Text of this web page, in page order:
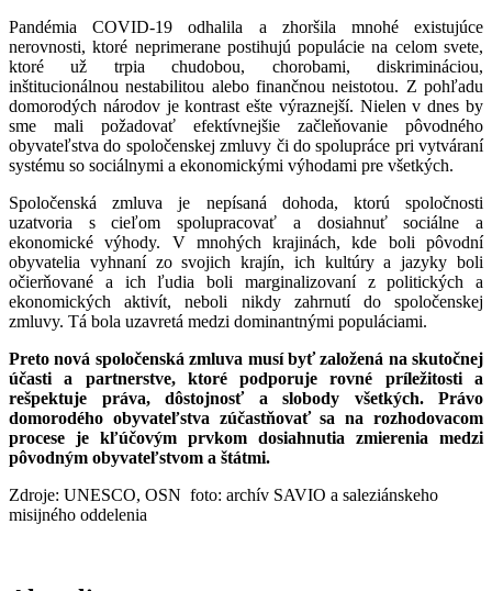
Pandémia COVID-19 odhalila a zhoršila mnohé existujúce
nerovnosti, ktoré neprimerane postihujú populácie na celom svete,
ktoré už trpia chudobou, chorobami, diskrimináciou,
inštitucionálnou nestabilitou alebo finančnou neistotou. Z pohľadu
domorodých národov je kontrast ešte výraznejší. Nielen v dnes by
sme mali požadovať efektívnejšie začleňovanie pôvodného
obyvateľstva do spoločenskej zmluvy či do spolupráce pri vytváraní
systému so sociálnymi a ekonomickými výhodami pre všetkých.
Spoločenská zmluva je nepísaná dohoda, ktorú spoločnosti
uzatvoria s cieľom spolupracovať a dosiahnuť sociálne a
ekonomické výhody. V mnohých krajinách, kde boli pôvodní
obyvatelia vyhnaní zo svojich krajín, ich kultúry a jazyky boli
očierňované a ich ľudia boli marginalizovaní z politických a
ekonomických aktivít, neboli nikdy zahrnutí do spoločenskej
zmluvy. Tá bola uzavretá medzi dominantnými populáciami.
Preto nová spoločenská zmluva musí byť založená na skutočnej
účasti a partnerstve, ktoré podporuje rovné príležitosti a
rešpektuje práva, dôstojnosť a slobody všetkých. Právo
domorodého obyvateľstva zúčastňovať sa na rozhodovacom
procese je kľúčovým prvkom dosiahnutia zmierenia medzi
pôvodným obyvateľstvom a štátmi.
Zdroje: UNESCO, OSN foto: archív SAVIO a saleziánskeho
misijného oddelenia